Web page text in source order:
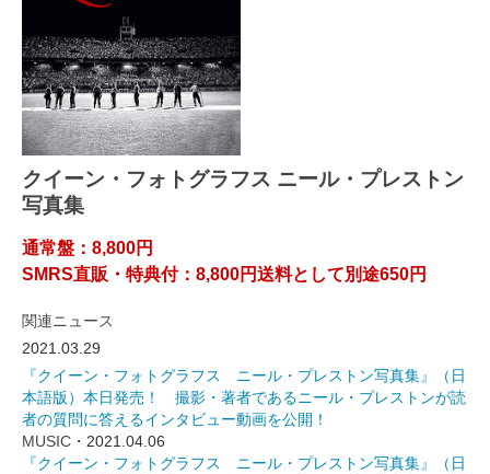
クイーン・フォトグラフス ニール・プレストン
写真集
通常盤：8,800円
SMRS直販・特典付：8,800円送料として別途650円
関連ニュース
2021.03.29
『クイーン・フォトグラフス ニール・プレストン写真集』（日
本語版）本日発売！ 撮影・著者であるニール・プレストンが読
者の質問に答えるインタビュー動画を公開！
MUSIC ・2021.04.06
『クイーン・フォトグラフス ニール・プレストン写真集』（日